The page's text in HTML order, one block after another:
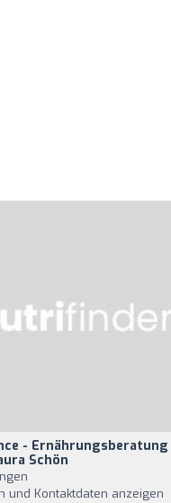
-
Schön
und Kontaktdaten anzeigen